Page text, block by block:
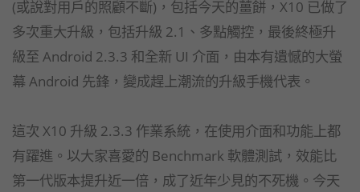
(或說對用戶的照顧不斷)，包括今天的薑餅，X10 已做了
多次重大升級，包括升級 2.1、多點觸控，最後終極升
級至 Android 2.3.3 和全新 UI 介面，由本有遺憾的大螢
幕 Android 先鋒，變成趕上潮流的升級手機代表。
這次 X10 升級 2.3.3 作業系統，在使用介面和功能上都
有躍進。以大家喜愛的 Benchmark 軟體測試，效能比
第一代版本提升近一倍，成了近年少見的不死機。今天